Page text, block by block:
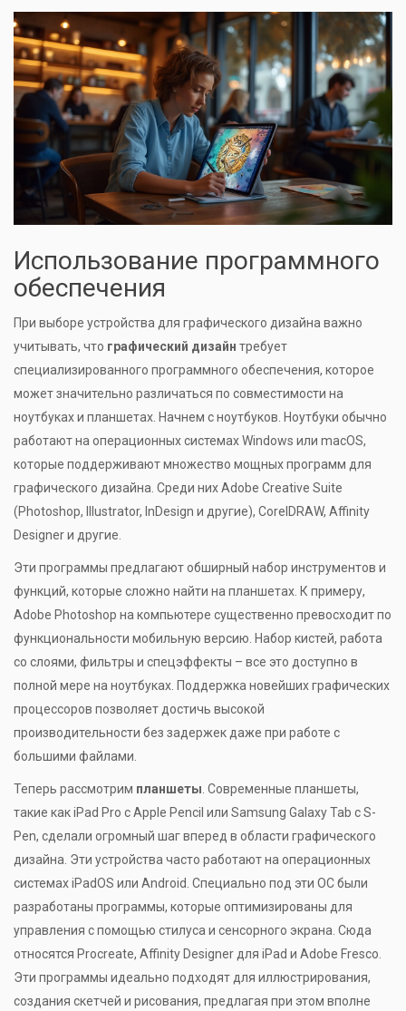
Использование программного
обеспечения
При выборе устройства для графического дизайна важно
учитывать, что графический дизайн требует
специализированного программного обеспечения, которое
может значительно различаться по совместимости на
ноутбуках и планшетах. Начнем с ноутбуков. Ноутбуки обычно
работают на операционных системах Windows или macOS,
которые поддерживают множество мощных программ для
графического дизайна. Среди них Adobe Creative Suite
(Photoshop, Illustrator, InDesign и другие), CorelDRAW, Affinity
Designer и другие.
Эти программы предлагают обширный набор инструментов и
функций, которые сложно найти на планшетах. К примеру,
Adobe Photoshop на компьютере существенно превосходит по
функциональности мобильную версию. Набор кистей, работа
со слоями, фильтры и спецэффекты – все это доступно в
полной мере на ноутбуках. Поддержка новейших графических
процессоров позволяет достичь высокой
производительности без задержек даже при работе с
большими файлами.
Теперь рассмотрим планшеты. Современные планшеты,
такие как iPad Pro с Apple Pencil или Samsung Galaxy Tab с S-
Pen, сделали огромный шаг вперед в области графического
дизайна. Эти устройства часто работают на операционных
системах iPadOS или Android. Специально под эти ОС были
разработаны программы, которые оптимизированы для
управления с помощью стилуса и сенсорного экрана. Сюда
относятся Procreate, Affinity Designer для iPad и Adobe Fresco.
Эти программы идеально подходят для иллюстрирования,
создания скетчей и рисования, предлагая при этом вполне